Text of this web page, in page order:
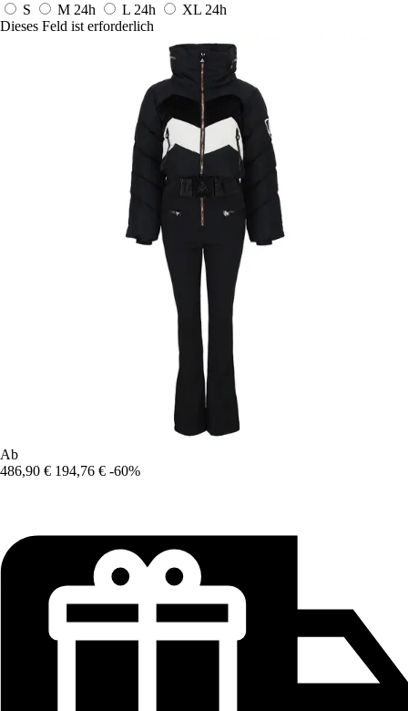
S
M 24h L 24h XL 24h
Dieses Feld ist erforderlich
Ab
486,90 € 194,76 € -60%